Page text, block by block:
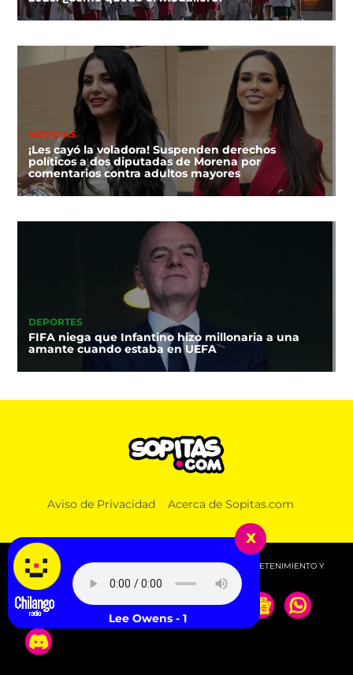
NOTICIAS
¡Les cayó la voladora! Suspenden derechos
políticos a dos diputadas de Morena por
comentarios contra adultos mayores
DEPORTES
FIFA niega que Infantino hizo millonaria a una
amante cuando estaba en UEFA
Aviso de Privacidad Acerca de Sopitas.com
© 2026 SOPITAS.COM - MÚSICA, NOTICIAS, DEPORTES, ENTRETENIMIENTO Y
MÁS!.
x
Kelly Lee Owens - 132 TECHNO